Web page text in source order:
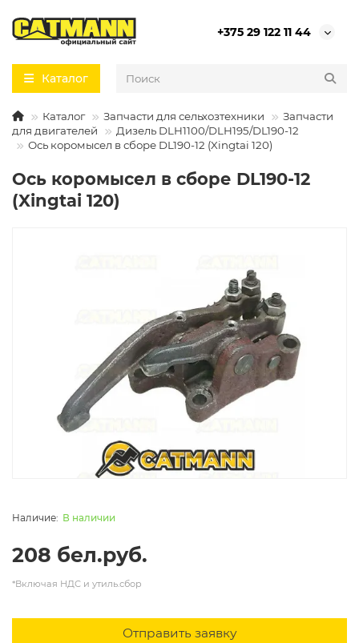
+375 29 122 11 44
Каталог
Каталог Запчасти для сельхозтехники
Запчасти
для двигателей
Дизель DLH1100/DLH195/DL190-12
Ось коромысел в сборе DL190-12 (Xingtai 120)
Ось коромысел в сборе DL190-12
(Xingtai 120)
В наличии
208 бел.руб.
*Включая НДС и утиль.сбор
Отправить заявку